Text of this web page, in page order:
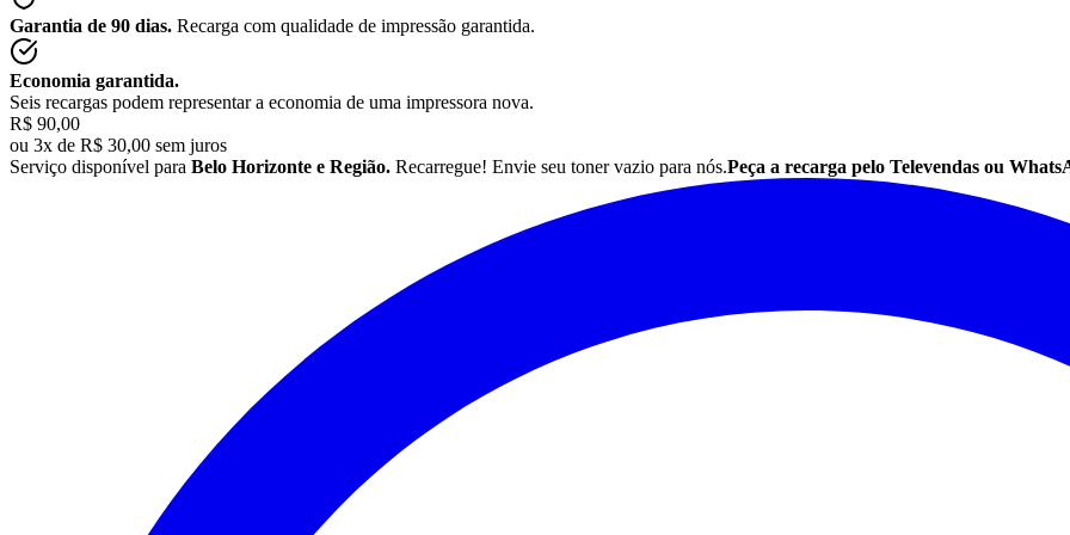
Garantia de 90 dias. Recarga com qualidade de impressão garantida.
Economia garantida.
Seis recargas podem representar a economia de uma impressora nova.
R$ 90,00
ou 3x de R$ 30,00 sem juros
Serviço disponível para Belo Horizonte e Região. Recarregue! Envie seu toner vazio para nós.Peça a recarga pelo Televendas ou